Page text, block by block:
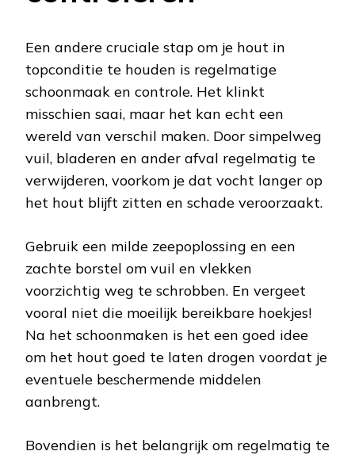
Een andere cruciale stap om je hout in
topconditie te houden is regelmatige
schoonmaak en controle. Het klinkt
misschien saai, maar het kan echt een
wereld van verschil maken. Door simpelweg
vuil, bladeren en ander afval regelmatig te
verwijderen, voorkom je dat vocht langer op
het hout blijft zitten en schade veroorzaakt.
Gebruik een milde zeepoplossing en een
zachte borstel om vuil en vlekken
voorzichtig weg te schrobben. En vergeet
vooral niet die moeilijk bereikbare hoekjes!
Na het schoonmaken is het een goed idee
om het hout goed te laten drogen voordat je
eventuele beschermende middelen
aanbrengt.
Bovendien is het belangrijk om regelmatig te